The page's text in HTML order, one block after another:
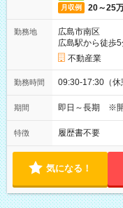
月収例 20～25
勤務地
広島市南区
広島駅から徒歩
不動産業
勤務時間 09:30-17:30（休
期間 即日～長期 ※開
特徴 履歴書不要
気になる！